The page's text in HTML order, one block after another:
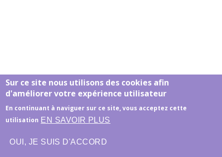
Honoraires-Mentions légales
Sur ce site nous utilisons des cookies afin
d'améliorer votre expérience utilisateur
En continuant à naviguer sur ce site, vous acceptez cette
utilisation EN SAVOIR PLUS
OUI, JE SUIS D'ACCORD